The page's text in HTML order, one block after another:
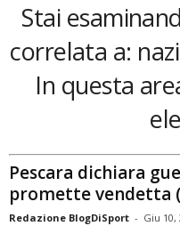
Stai
correlata a:
In questa
Pescara dichiara
promette vendetta
Redazione BlogDiSport - Giu 10,